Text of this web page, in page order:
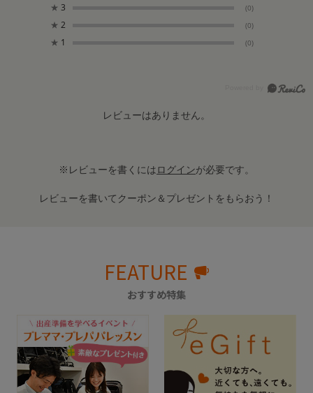
★ 3 (0)
★ 2 (0)
★ 1 (0)
レビューはありません。
※レビューを書くにはログインが必要です。
レビューを書いてクーポン＆プレゼントをもらおう！
FEATURE
おすすめ特集